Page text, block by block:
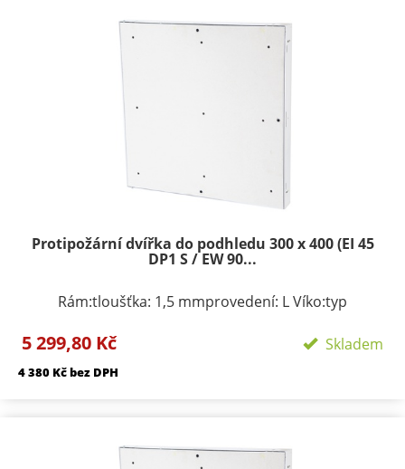
Protipožární dvířka do podhledu 300 x 400 (EI 45
DP1 S / EW 90...
Rám:tloušťka: 1,5 mmprovedení: L Víko:typ
podle rozměru 1-3provedení: výko s SDK výplní
5 299,80 Kč Skladem
4 380 Kč bez DPH